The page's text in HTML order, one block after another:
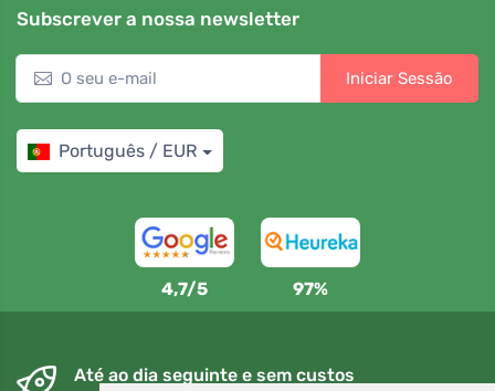
Subscrever a nossa newsletter
Iniciar Sessão
Português / EUR
4,7/5 97%
Até ao dia seguinte e sem custos